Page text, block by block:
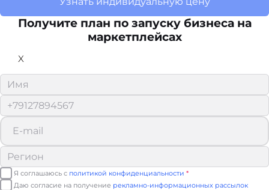
Получите план по запуску бизнеса на
маркетплейсах
X
Я соглашаюсь с политикой конфиденциальности *
Даю согласие на получение рекламно-информационных рассылок